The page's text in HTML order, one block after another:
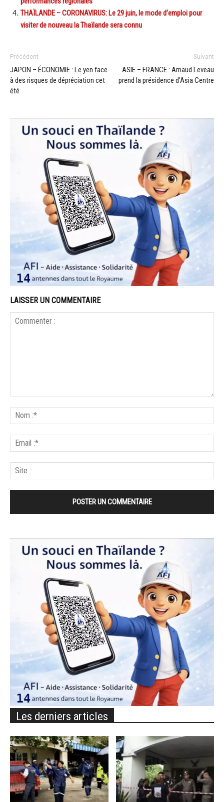
THAÏLANDE – CORONAVIRUS: Le 29 juin, le mode d’emploi pour
visiter de nouveau la Thaïlande sera connu
Précédent
JAPON – ÉCONOMIE : Le yen face
à des risques de dépréciation cet
été
Suivant
ASIE – FRANCE : Arnaud Leveau
prend la présidence d’Asia Centre
LAISSER UN COMMENTAIRE
Les derniers articles